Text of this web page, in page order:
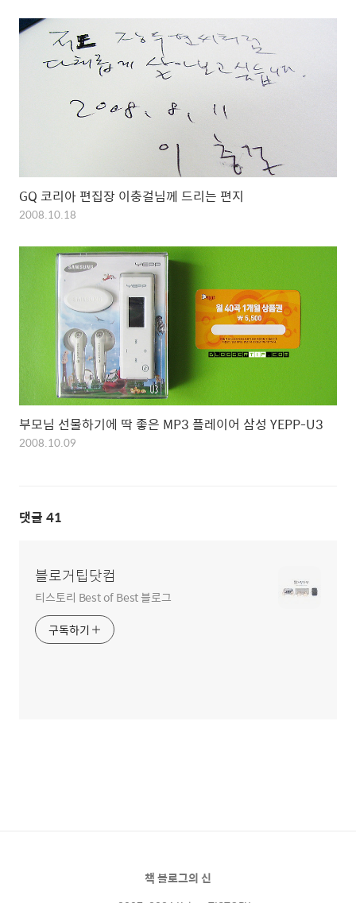
GQ 코리아 편집장 이충걸님께 드리는 편지
2008.10.18
부모님 선물하기에 딱 좋은 MP3 플레이어 삼성 YEPP-U3
2008.10.09
댓글 41
블로거팁닷컴
티스토리 Best of Best 블로그
구독하기
책 블로그의 신